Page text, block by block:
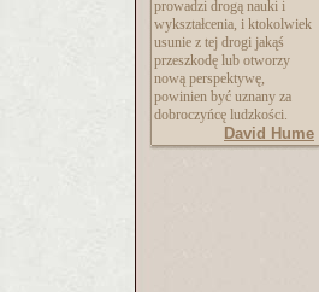
prowadzi drogą nauki i
wykształcenia, i ktokolwiek
usunie z tej drogi jakąś
przeszkodę lub otworzy
nową perspektywę,
powinien być uznany za
dobroczyńcę ludzkości.
David Hume